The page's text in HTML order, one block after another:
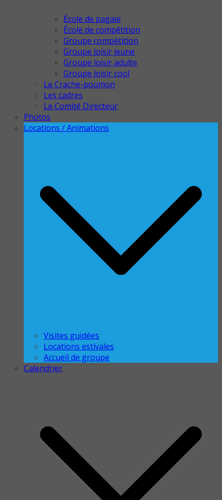
École de pagaie
École de compétition
Groupe compétition
Groupe loisir jeune
Groupe loisir adulte
Groupe loisir cool
Le Crache-poumon
Les cadres
Le Comité Directeur
Photos
Locations / Animations
Visites guidées
Locations estivales
Accueil de groupe
Calendrier